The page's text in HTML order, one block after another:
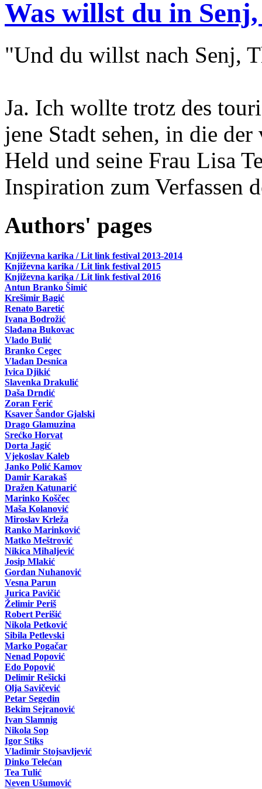
Was willst du in
"Und du willst nach Senj,
Ja. Ich wollte trotz des
jene Stadt sehen, in die
Held und seine Frau Lisa
Inspiration zum Verfassen
Authors' pages
Književna karika / Lit link festival 2013-2014
Književna karika / Lit link festival 2015
Književna karika / Lit link festival 2016
Antun Branko Šimić
Krešimir Bagić
Renato Baretić
Ivana Bodrožić
Slađana Bukovac
Vlado Bulić
Branko Cegec
Vladan Desnica
Ivica Djikić
Slavenka Drakulić
Daša Drndić
Zoran Ferić
Ksaver Šandor Gjalski
Drago Glamuzina
Srećko Horvat
Dorta Jagić
Vjekoslav Kaleb
Janko Polić Kamov
Damir Karakaš
Dražen Katunarić
Marinko Koščec
Maša Kolanović
Miroslav Krleža
Ranko Marinković
Matko Meštrović
Nikica Mihaljević
Josip Mlakić
Gordan Nuhanović
Vesna Parun
Jurica Pavičić
Želimir Periš
Robert Perišić
Nikola Petković
Sibila Petlevski
Marko Pogačar
Nenad Popović
Edo Popović
Delimir Rešicki
Olja Savičević
Petar Segedin
Bekim Sejranović
Ivan Slamnig
Nikola Sop
Igor Stiks
Vladimir Stojsavljević
Dinko Telećan
Tea Tulić
Neven Ušumović